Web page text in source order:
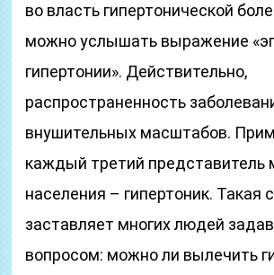
во власть гипертонической
можно услышать выражение
гипертонии». Действительно,
распространенность
внушительных масштабов.
каждый третий представитель
населения – гипертоник. Такая
заставляет многих людей
вопросом: можно ли вылечить